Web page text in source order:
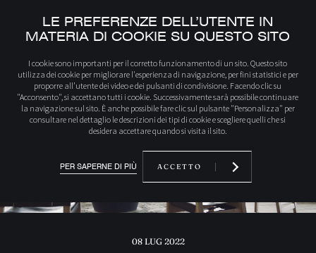
08 LUG 2022
LE PREFERENZE DELL’UTENTE IN
MATERIA DI COOKIE SU QUESTO SITO
I cookie sono importanti per il corretto funzionamento di un sito. Questo sito
utilizza dei cookie per migliorare l'esperienza di navigazione, per fini statistici e per
proporre all’utente dei video e dei pulsanti di condivisione. Facendo clic su
"Acconsento", si accettano tutti i cookie. Successivamente sarà possibile continuare
la navigazione sul sito. È anche possibile fare clic sul pulsante "Personalizza" per
consultare nel dettaglio le descrizioni dei tipi di cookie e scegliere quelli che si
desidera accettare quando si visita il sito.
PER SAPERNE DI PIÙ ACCETTO